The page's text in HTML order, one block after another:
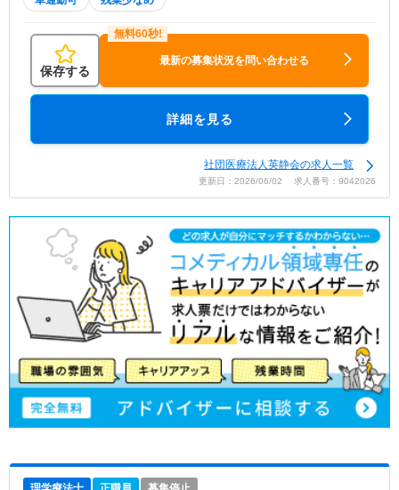
保存する
最新の募集状況を問い合わせる
詳細を見る
社団医療法人英静会の求人一覧
更新日：2026/06/02 求人番号：9042026